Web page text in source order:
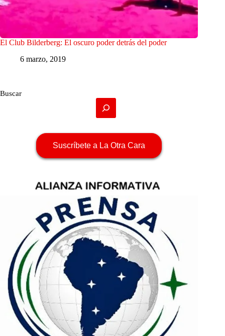
El Club Bilderberg: El oscuro poder detrás del poder
6 marzo, 2019
Buscar
Suscríbete a La Otra Cara